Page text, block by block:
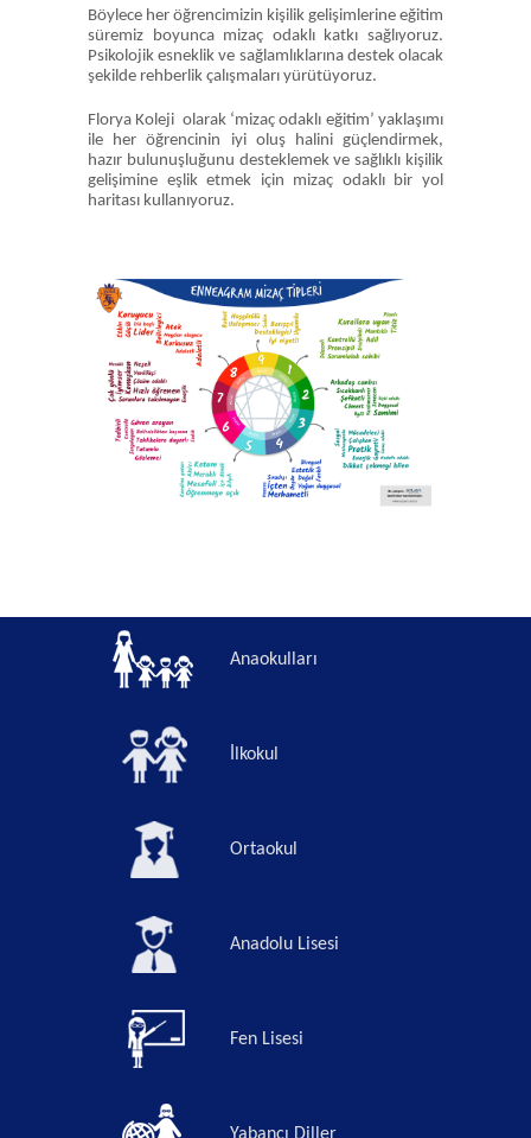
Böylece her öğrencimizin kişilik gelişimlerine eğitim
süremiz boyunca mizaç odaklı katkı sağlıyoruz.
Psikolojik esneklik ve sağlamlıklarına destek olacak
şekilde rehberlik çalışmaları yürütüyoruz.
Florya Koleji olarak ‘mizaç odaklı eğitim’ yaklaşımı
ile her öğrencinin iyi oluş halini güçlendirmek,
hazır bulunuşluğunu desteklemek ve sağlıklı kişilik
gelişimine eşlik etmek için mizaç odaklı bir yol
haritası kullanıyoruz.
Anaokulları
İlkokul
Ortaokul
Anadolu Lisesi
Fen Lisesi